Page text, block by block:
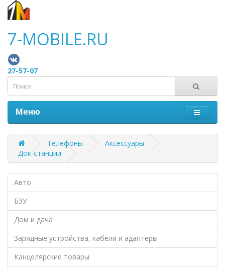
7-MOBILE.RU
27-57-07
Меню
Телефоны
Аксессуары
Док-станции
Авто
БЗУ
Дом и дача
Зарядные устройства, кабели и адаптеры
Канцелярские товары